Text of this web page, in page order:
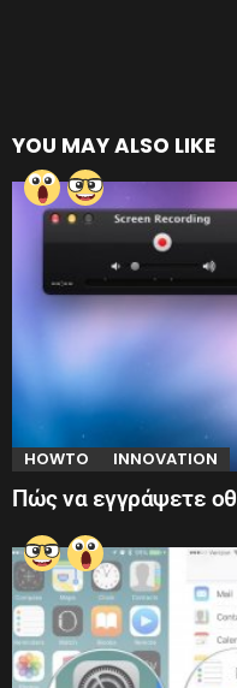
YOU MAY ALSO LIKE
HOWTO INNOVATION
Πώς να εγγράψετε